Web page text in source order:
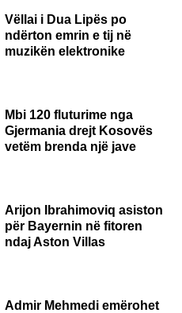
Vëllai i Dua Lipës po
ndërton emrin e tij në
muzikën elektronike
Mbi 120 fluturime nga
Gjermania drejt Kosovës
vetëm brenda një jave
Arijon Ibrahimoviq asiston
për Bayernin në fitoren
ndaj Aston Villas
Admir Mehmedi emërohet